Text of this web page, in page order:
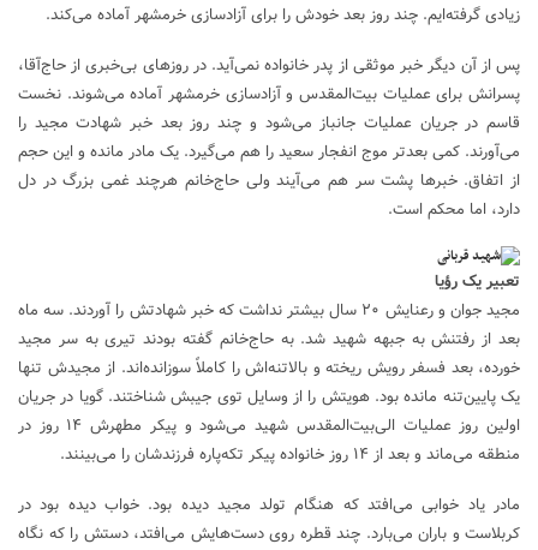
زیادی گرفته‌ایم. چند روز بعد خودش را برای آزادسازی خرمشهر آماده می‌کند.
پس از آن دیگر خبر موثقی از پدر خانواده نمی‌آید. در روز‌های بی‌خبری از حاج‌آقا،
پسرانش برای عملیات بیت‌المقدس و آزادسازی خرمشهر آماده می‌شوند. نخست
قاسم در جریان عملیات جانباز می‌شود و چند روز بعد خبر شهادت مجید را
می‌آورند. کمی بعدتر موج انفجار سعید را هم می‌گیرد. یک مادر مانده و این حجم
از اتفاق. خبر‌ها پشت سر هم می‌آیند ولی حاج‌خانم هرچند غمی بزرگ در دل
دارد، اما محکم است.
تعبیر یک رؤیا
مجید جوان و رعنایش ۲۰ سال بیشتر نداشت که خبر شهادتش را آوردند. سه ماه
بعد از رفتنش به جبهه شهید شد. به حاج‌خانم گفته بودند تیری به سر مجید
خورده، بعد فسفر رویش ریخته و بالاتنه‌اش را کاملاً سوزانده‌اند. از مجیدش تنها
یک پایین‌تنه مانده بود. هویتش را از وسایل توی جیبش شناختند. گویا در جریان
اولین روز عملیات الی‌بیت‌المقدس شهید می‌شود و پیکر مطهرش ۱۴ روز در
منطقه می‌ماند و بعد از ۱۴ روز خانواده پیکر تکه‌پاره فرزندشان را می‌بینند.
مادر یاد خوابی می‌افتد که هنگام تولد مجید دیده بود. خواب دیده بود در
کربلاست و باران می‌بارد. چند قطره روی دست‌هایش می‌افتد، دستش را که نگاه